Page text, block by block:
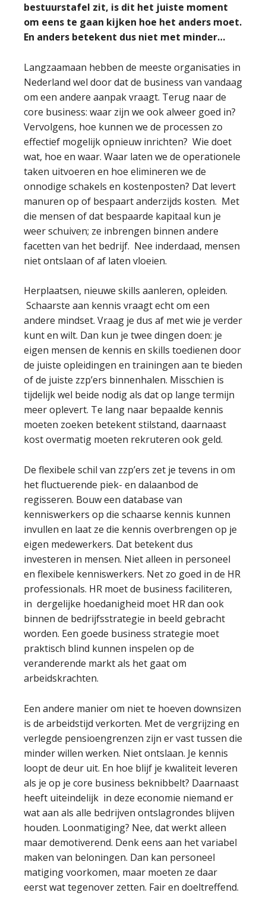
bestuurstafel zit, is dit het juiste moment
om eens te gaan kijken hoe het anders moet.
En anders betekent dus niet met minder…
Langzaamaan hebben de meeste organisaties in
Nederland wel door dat de business van vandaag
om een andere aanpak vraagt. Terug naar de
core business: waar zijn we ook alweer goed in?
Vervolgens, hoe kunnen we de processen zo
effectief mogelijk opnieuw inrichten? Wie doet
wat, hoe en waar. Waar laten we de operationele
taken uitvoeren en hoe elimineren we de
onnodige schakels en kostenposten? Dat levert
manuren op of bespaart anderzijds kosten. Met
die mensen of dat bespaarde kapitaal kun je
weer schuiven; ze inbrengen binnen andere
facetten van het bedrijf. Nee inderdaad, mensen
niet ontslaan of af laten vloeien.
Herplaatsen, nieuwe skills aanleren, opleiden.
Schaarste aan kennis vraagt echt om een
andere mindset. Vraag je dus af met wie je verder
kunt en wilt. Dan kun je twee dingen doen: je
eigen mensen de kennis en skills toedienen door
de juiste opleidingen en trainingen aan te bieden
of de juiste zzp’ers binnenhalen. Misschien is
tijdelijk wel beide nodig als dat op lange termijn
meer oplevert. Te lang naar bepaalde kennis
moeten zoeken betekent stilstand, daarnaast
kost overmatig moeten rekruteren ook geld.
De flexibele schil van zzp’ers zet je tevens in om
het fluctuerende piek- en dalaanbod de
regisseren. Bouw een database van
kenniswerkers op die schaarse kennis kunnen
invullen en laat ze die kennis overbrengen op je
eigen medewerkers. Dat betekent dus
investeren in mensen. Niet alleen in personeel
en flexibele kenniswerkers. Net zo goed in de HR
professionals. HR moet de business faciliteren,
in dergelijke hoedanigheid moet HR dan ook
binnen de bedrijfsstrategie in beeld gebracht
worden. Een goede business strategie moet
praktisch blind kunnen inspelen op de
veranderende markt als het gaat om
arbeidskrachten.
Een andere manier om niet te hoeven downsizen
is de arbeidstijd verkorten. Met de vergrijzing en
verlegde pensioengrenzen zijn er vast tussen die
minder willen werken. Niet ontslaan. Je kennis
loopt de deur uit. En hoe blijf je kwaliteit leveren
als je op je core business beknibbelt? Daarnaast
heeft uiteindelijk in deze economie niemand er
wat aan als alle bedrijven ontslagrondes blijven
houden. Loonmatiging? Nee, dat werkt alleen
maar demotiverend. Denk eens aan het variabel
maken van beloningen. Dan kan personeel
matiging voorkomen, maar moeten ze daar
eerst wat tegenover zetten. Fair en doeltreffend.